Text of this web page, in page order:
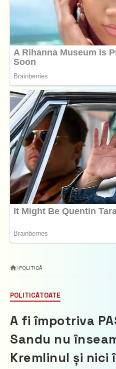
POLITICĂ
POLITICĂTOATE
A fi împotriva
Sandu nu
Kremlinul și nici